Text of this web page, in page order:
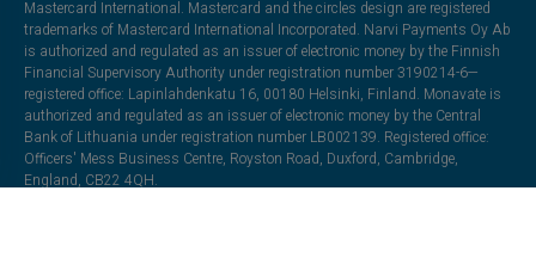
Mastercard International. Mastercard and the circles design are registered
trademarks of Mastercard International Incorporated. Narvi Payments Oy Ab
is authorized and regulated as an issuer of electronic money by the Finnish
Financial Supervisory Authority under registration number 3190214-6—
registered office: Lapinlahdenkatu 16, 00180 Helsinki, Finland. Monavate is
authorized and regulated as an issuer of electronic money by the Central
Bank of Lithuania under registration number LB002139. Registered office:
Officers' Mess Business Centre, Royston Road, Duxford, Cambridge,
England, CB22 4QH.